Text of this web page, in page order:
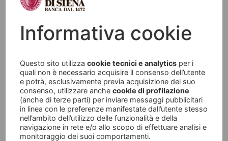
Securities Act del 1933 e dello United States
Internal Revenue Code, come tempo per tempo
modificati o integrati) e la documentazione
può essere distribuita o resa disponibile, né
direttamente né indirettamente, negli Stati Uniti
d’America o negli Altri Paesi. Gli Strumenti
Finanziari non sono stati né saranno registrati ai
sensi dello United States Security Act del 1933,
Informativa cookie
Questo sito utilizzacookie tecnici e analytics per i
quali non è necessario acquisire il consenso dell’utente
e potrà, esclusivamente previa acquisizione del suo
consenso, utilizzare anchecookie di profilazione
(anche di terze parti) per inviare messaggi pubblicitari
in linea con le preferenze manifestate dall’utente stesso
nell’ambito dell’utilizzo delle funzionalità e della
navigazione in rete e/o allo scopo di effettuare analisi e
monitoraggio dei suoi comportamenti.